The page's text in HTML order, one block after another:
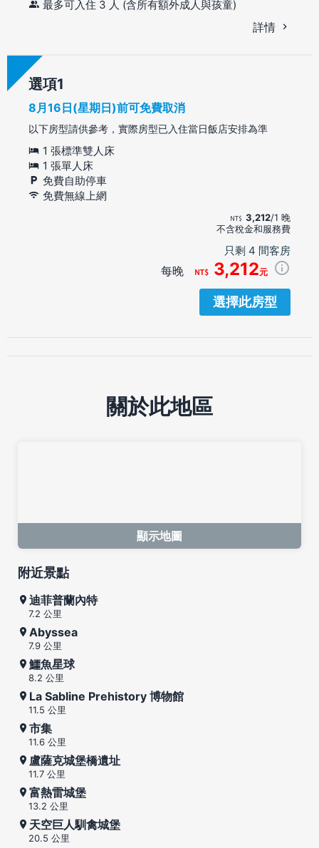
最多可入住 3 人 (含所有額外成人與孩童)
詳情
選項
8月16日(星期日)前可免費取消
以下房型請供參考，實際房型已入住當日飯店安排為準
1 張標準雙人床
1 張單人床
免費自助停車
免費無線上網
3,212/1 晚
不含稅金和服務費
只剩 4 間客房
每晚 3,212元
選擇此房型
關於此地區
顯示地圖
附近景點
迪菲普蘭內特
7.2 公里
Abyssea
7.9 公里
鱷魚星球
8.2 公里
La Sabline Prehistory 博物館
11.5 公里
市集
11.6 公里
盧薩克城堡橋遺址
11.7 公里
富熱雷城堡
13.2 公里
天空巨人馴禽城堡
20.5 公里